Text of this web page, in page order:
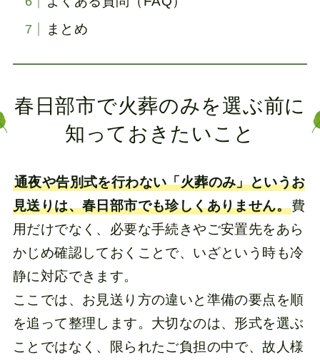
まとめ
春日部市で火葬のみを選ぶ前に
知っておきたいこと
通夜や告別式を行わない「火葬のみ」というお
見送りは、春日部市でも珍しくありません。費
用だけでなく、必要な手続きやご安置先をあら
かじめ確認しておくことで、いざという時も冷
静に対応できます。
ここでは、お見送り方の違いと準備の要点を順
を追って整理します。大切なのは、形式を選ぶ
ことではなく、限られたご負担の中で、故人様